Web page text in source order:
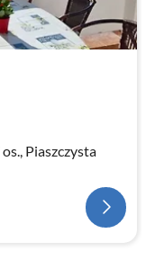
Piaszczysta